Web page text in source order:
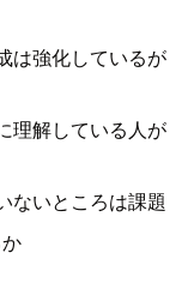
は強化しているが
理解している人が
ないところは課題